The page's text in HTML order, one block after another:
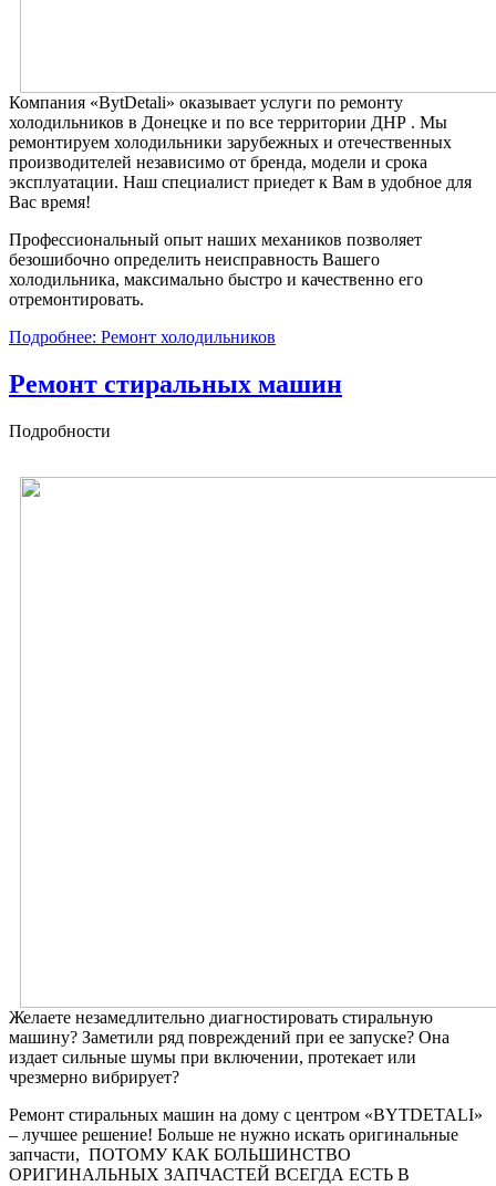
Компания «BytDetali» оказывает услуги по ремонту
холодильников в Донецке и по все территории ДНР . Мы
ремонтируем холодильники зарубежных и отечественных
производителей независимо от бренда, модели и срока
эксплуатации. Наш специалист приедет к Вам в удобное для
Вас время!
Профессиональный опыт наших механиков позволяет
безошибочно определить неисправность Вашего
холодильника, максимально быстро и качественно его
отремонтировать.
Подробнее: Ремонт холодильников
Ремонт стиральных машин
Подробности
Желаете незамедлительно диагностировать стиральную
машину? Заметили ряд повреждений при ее запуске? Она
издает сильные шумы при включении, протекает или
чрезмерно вибрирует?
Ремонт стиральных машин на дому с центром «BYTDETALI»
– лучшее решение! Больше не нужно искать оригинальные
запчасти, ПОТОМУ КАК БОЛЬШИНСТВО
ОРИГИНАЛЬНЫХ ЗАПЧАСТЕЙ ВСЕГДА ЕСТЬ В